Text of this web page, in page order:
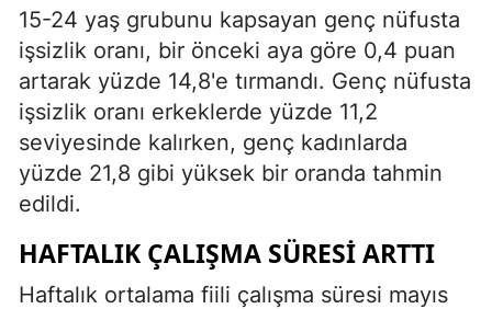
15-24 yaş grubunu kapsayan genç nüfusta
işsizlik oranı, bir önceki aya göre 0,4 puan
artarak yüzde 14,8'e tırmandı. Genç nüfusta
işsizlik oranı erkeklerde yüzde 11,2
seviyesinde kalırken, genç kadınlarda
yüzde 21,8 gibi yüksek bir oranda tahmin
edildi.
HAFTALIK ÇALIŞMA SÜRESI ARTTI
Haftalık ortalama fiili çalışma süresi mayıs